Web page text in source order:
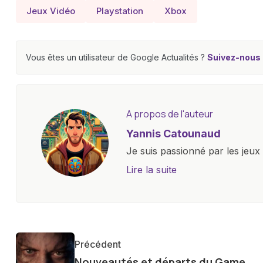
Jeux Vidéo Playstation Xbox
Vous êtes un utilisateur de Google Actualités ? Suivez-nous
A propos de l'auteur
Yannis Catounaud
Je suis passionné par les
l'univers numérique m'a
communauté en ligne. Mon
de la technologie me
Lire la suite
Précédent